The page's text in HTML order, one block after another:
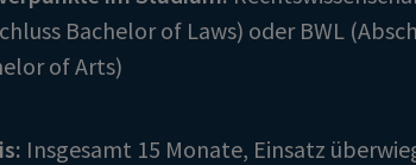
Bachelor of Laws) oder BWL
of Arts)
Insgesamt 15 Monate, Einsatz